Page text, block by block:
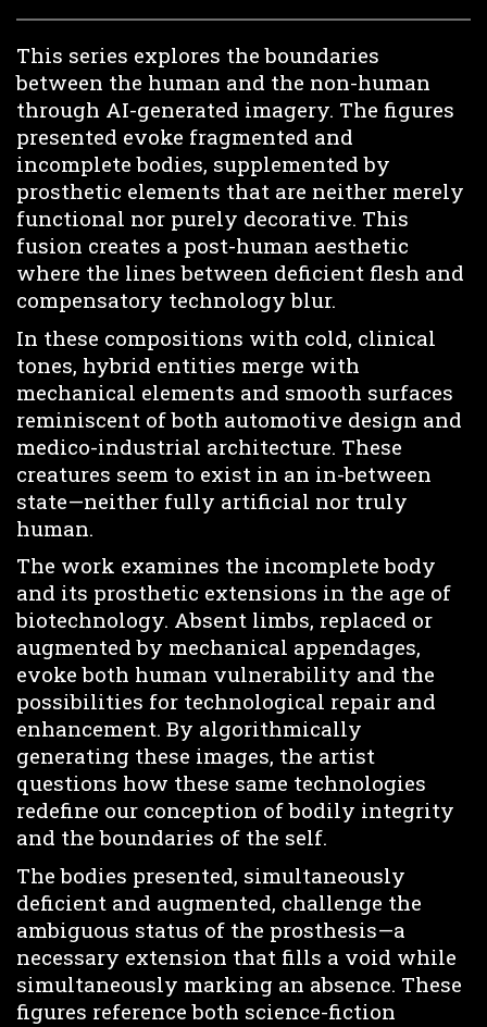
This series explores the boundaries
between the human and the non-human
through AI-generated imagery. The figures
presented evoke fragmented and
incomplete bodies, supplemented by
prosthetic elements that are neither merely
functional nor purely decorative. This
fusion creates a post-human aesthetic
where the lines between deficient flesh and
compensatory technology blur.
In these compositions with cold, clinical
tones, hybrid entities merge with
mechanical elements and smooth surfaces
reminiscent of both automotive design and
medico-industrial architecture. These
creatures seem to exist in an in-between
state—neither fully artificial nor truly
human.
The work examines the incomplete body
and its prosthetic extensions in the age of
biotechnology. Absent limbs, replaced or
augmented by mechanical appendages,
evoke both human vulnerability and the
possibilities for technological repair and
enhancement. By algorithmically
generating these images, the artist
questions how these same technologies
redefine our conception of bodily integrity
and the boundaries of the self.
The bodies presented, simultaneously
deficient and augmented, challenge the
ambiguous status of the prosthesis—a
necessary extension that fills a void while
simultaneously marking an absence. These
figures reference both science-fiction